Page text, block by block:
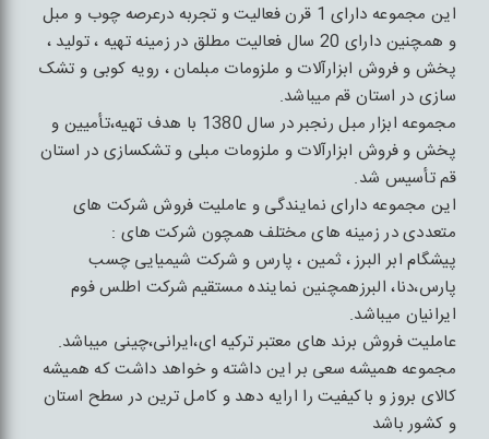
این مجموعه دارای 1 قرن فعالیت و تجربه درعرصه چوب و مبل
و همچنین دارای 20 سال فعالیت مطلق در زمینه تهیه ، تولید ،
پخش و فروش ابزارآلات و ملزومات مبلمان ، رویه کوبی و تشک
سازی در استان قم میباشد.
مجموعه ابزار مبل رنجبر در سال 1380 با هدف تهیه،تأمیین و
پخش و فروش ابزارآلات و ملزومات مبلی و تشکسازی در استان
قم تأسیس شد.
این مجموعه دارای نمایندگی و عاملیت فروش شرکت های
متعددی در زمینه های مختلف همچون شرکت های :
پیشگام ابر البرز ، ثمین ، پارس و شرکت شیمیایی چسب
پارس،دنا، البرزهمچنین نماینده مستقیم شرکت اطلس فوم
ایرانیان میباشد.
عاملیت فروش برند های معتبر ترکیه ای،ایرانی،چینی میباشد.
مجموعه همیشه سعی بر این داشته و خواهد داشت که همیشه
کالای بروز و باکیفیت را ارایه دهد و کامل ترین در سطح استان
و کشور باشد